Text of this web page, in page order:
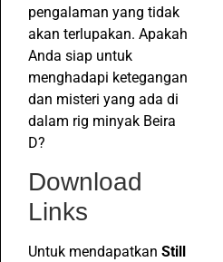
pengalaman yang tidak
akan terlupakan. Apakah
Anda siap untuk
menghadapi ketegangan
dan misteri yang ada di
dalam rig minyak Beira
D?
Download
Links
Untuk mendapatkan Still